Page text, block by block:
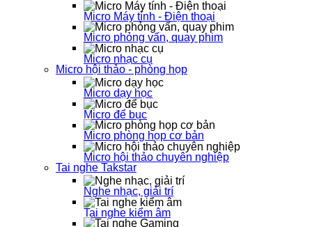
Micro Máy tính - Điện thoại
Micro phỏng vấn, quay phim
Micro nhạc cụ
Micro hội thảo - phòng họp
Micro dạy học
Micro để bục
Micro phòng họp cơ bản
Micro hội thảo chuyên nghiệp
Tai nghe Takstar
Nghe nhạc, giải trí
Tai nghe kiểm âm